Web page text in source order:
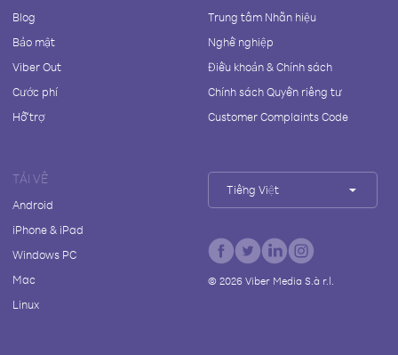
Blog
Bảo mật
Viber Out
Cước phí
Hỗ trợ
Trung tâm Nhãn hiệu
Nghề nghiệp
Điều khoản & Chính sách
Chính sách Quyền riêng tư
Customer Complaints Code
TẢI VỀ
Android
iPhone & iPad
Windows PC
Mac
Linux
Tiếng Việt
© 2026Viber Media S.à r.l.